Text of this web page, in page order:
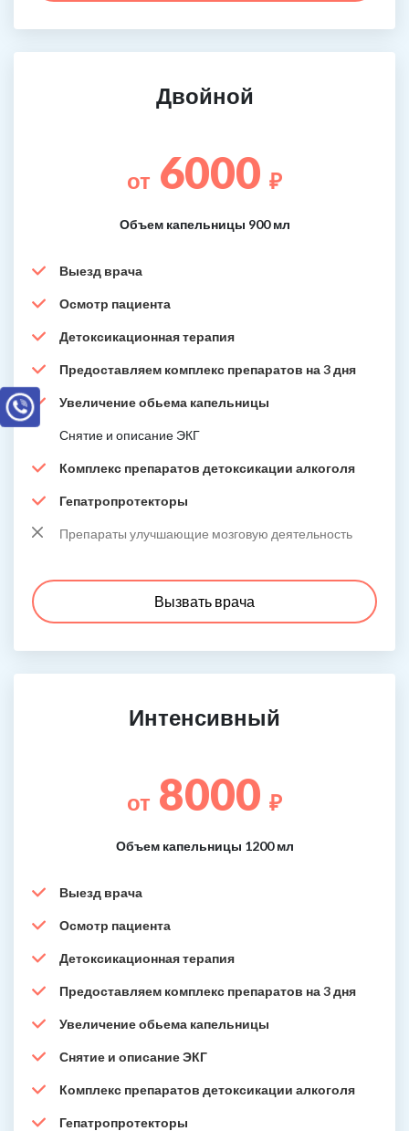
Двойной
от 6000 ₽
Объем капельницы 900 мл
Выезд врача
Осмотр пациента
Детоксикационная терапия
Предоставляем комплекс препаратов на 3 дня
Увеличение обьема капельницы
Снятие и описание ЭКГ
Комплекс препаратов детоксикации алкоголя
Гепатропротекторы
Препараты улучшающие мозговую деятельность
Вызвать врача
Интенсивный
от 8000 ₽
Объем капельницы 1200 мл
Выезд врача
Осмотр пациента
Детоксикационная терапия
Предоставляем комплекс препаратов на 3 дня
Увеличение обьема капельницы
Снятие и описание ЭКГ
Комплекс препаратов детоксикации алкоголя
Гепатропротекторы